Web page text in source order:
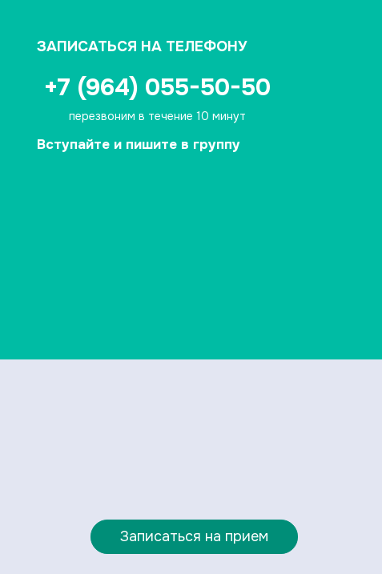
ЗАПИСАТЬСЯ НА ТЕЛЕФОНУ
+7 (964) 055-50-50
перезвоним в течение 10 минут
Вступайте и пишите в группу
Записаться на прием